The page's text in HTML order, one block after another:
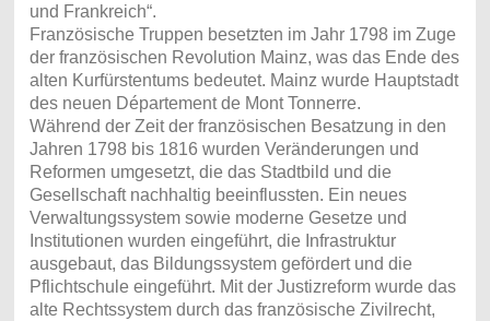
und Frankreich“.
Französische Truppen besetzten im Jahr 1798 im Zuge
der französischen Revolution Mainz, was das Ende des
alten Kurfürstentums bedeutet. Mainz wurde Hauptstadt
des neuen Département de Mont Tonnerre.
Während der Zeit der französischen Besatzung in den
Jahren 1798 bis 1816 wurden Veränderungen und
Reformen umgesetzt, die das Stadtbild und die
Gesellschaft nachhaltig beeinflussten. Ein neues
Verwaltungssystem sowie moderne Gesetze und
Institutionen wurden eingeführt, die Infrastruktur
ausgebaut, das Bildungssystem gefördert und die
Pflichtschule eingeführt. Mit der Justizreform wurde das
alte Rechtssystem durch das französische Zivilrecht,